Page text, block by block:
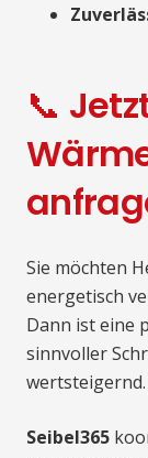
📞
Sie möchten
energetisch
Dann ist eine
sinnvoller
wertsteigernd.
Seibel365